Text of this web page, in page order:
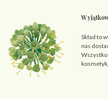
Skład to
nas
Wszystko